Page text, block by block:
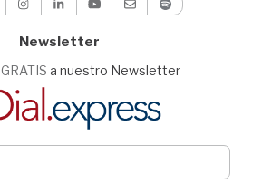
Newsletter
GRATIS a nuestro Newsletter